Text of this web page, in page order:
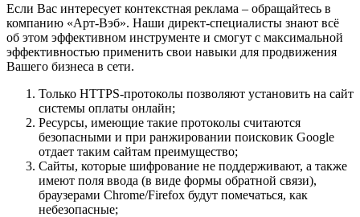
Если Вас интересует контекстная реклама – обращайтесь в
компанию «Арт-Вэб». Наши директ-специалисты знают всё
об этом эффективном инструменте и смогут с максимальной
эффективностью применить свои навыки для продвижения
Вашего бизнеса в сети.
Только HTTPS-протоколы позволяют установить на сайт
системы оплаты онлайн;
Ресурсы, имеющие такие протоколы считаются
безопасными и при ранжировании поисковик Google
отдает таким сайтам преимущество;
Сайты, которые шифрование не поддерживают, а также
имеют поля ввода (в виде формы обратной связи),
браузерами Chrome/Firefox будут помечаться, как
небезопасные;